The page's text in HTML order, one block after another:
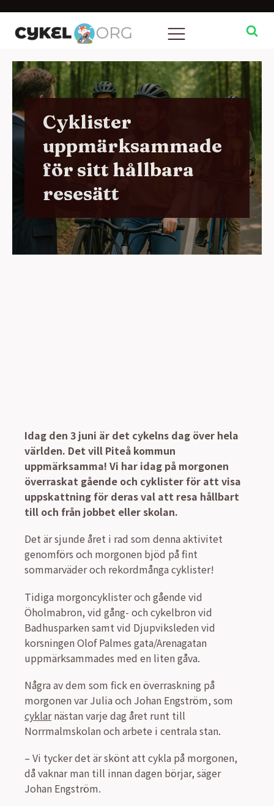
Cyklister
uppmärksammade
för sitt hållbara
resesätt
Idag den 3 juni är det cykelns dag över hela
världen. Det vill Piteå kommun
uppmärksamma! Vi har idag på morgonen
överraskat gående och cyklister för att visa
uppskattning för deras val att resa hållbart
till och från jobbet eller skolan.
Det är sjunde året i rad som denna aktivitet
genomförs och morgonen bjöd på fint
sommarväder och rekordmånga cyklister!
Tidiga morgoncyklister och gående vid
Öholmabron, vid gång- och cykelbron vid
Badhusparken samt vid Djupviksleden vid
korsningen Olof Palmes gata/Arenagatan
uppmärksammades med en liten gåva.
Några av dem som fick en överraskning på
morgonen var Julia och Johan Engström, som
cyklarnästan varje dag året runt till
Norrmalmskolan och arbete i centrala stan.
– Vi tycker det är skönt att cykla på morgonen,
då vaknar man till innan dagen börjar, säger
Johan Engström.